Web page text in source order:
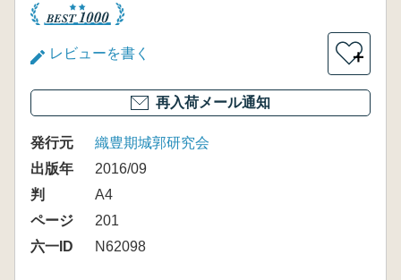
レビューを書く ＋
再入荷メール通知
発行元
織豊期城郭研究会
出版年
2016/09
判
A4
ページ
201
六一ID
N62098